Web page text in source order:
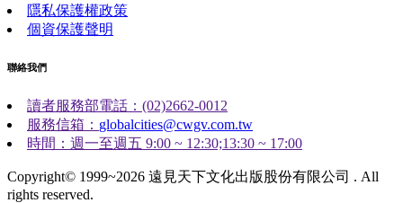
隱私保護權政策
個資保護聲明
聯絡我們
讀者服務部電話：(02)2662-0012
服務信箱： globalcities@cwgv.com.tw
時間：週一至週五 9:00 ~ 12:30;13:30 ~ 17:00
Copyright© 1999~2026 遠見天下文化出版股份有限公司 . All
rights reserved.